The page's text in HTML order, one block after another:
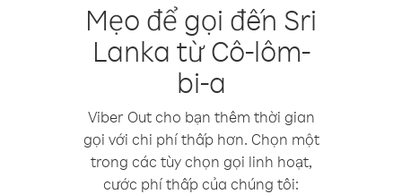
Mẹo để gọi đến Sri
Lanka từ Cô-lôm-
bi-a
Viber Out cho bạn thêm thời gian
gọi với chi phí thấp hơn. Chọn một
trong các tùy chọn gọi linh hoạt,
cước phí thấp của chúng tôi: